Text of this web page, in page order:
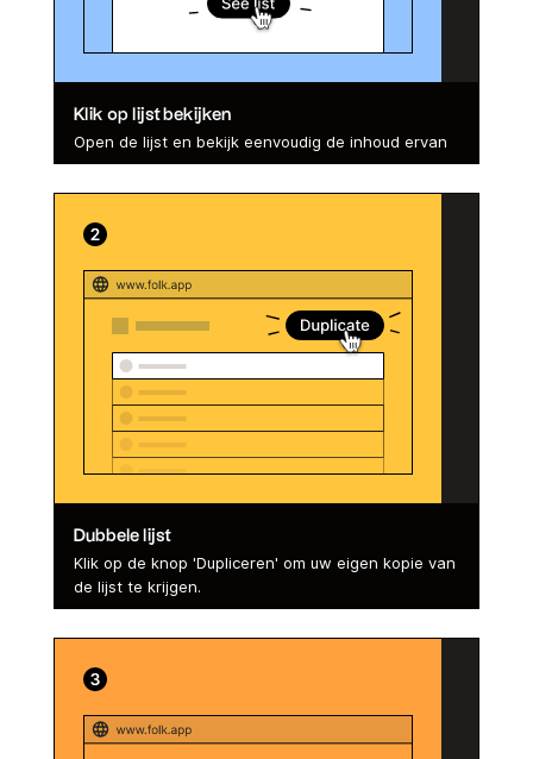
Klik op lijst bekijken
Open de lijst en bekijk eenvoudig de inhoud ervan
Dubbele lijst
Klik op de knop 'Dupliceren' om uw eigen kopie van
de lijst te krijgen.